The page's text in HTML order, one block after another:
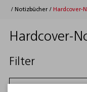
/ Notizbücher / Hardcover-
Hardcover-
Filter